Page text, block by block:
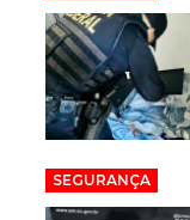
SEGURANÇA